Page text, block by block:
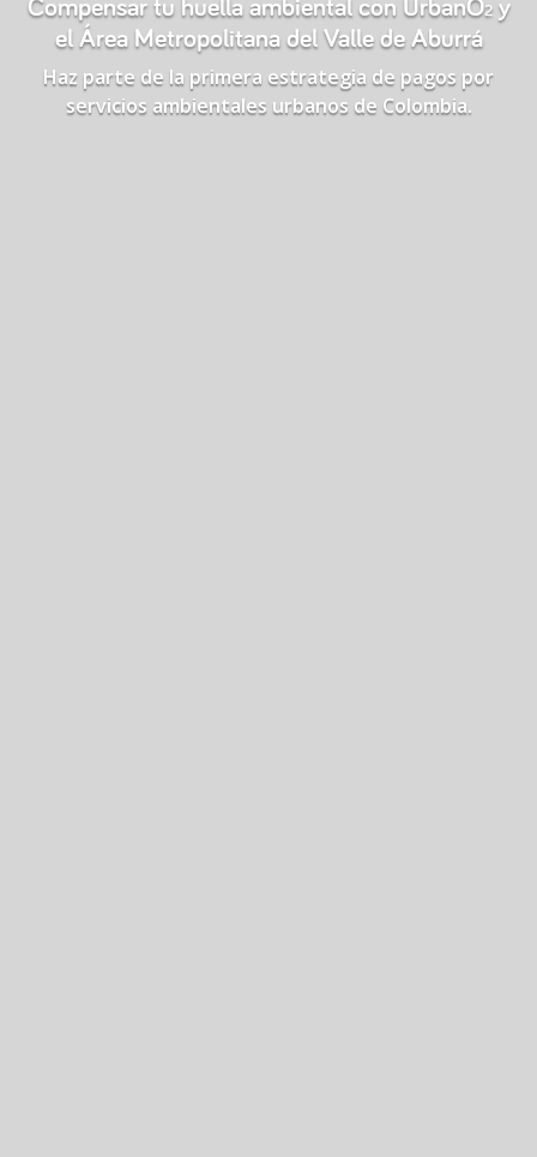
2
el Área Metropolitana del Valle de Aburrá
Haz parte de la primera estrategia de pagos por
servicios ambientales urbanos de Colombia.